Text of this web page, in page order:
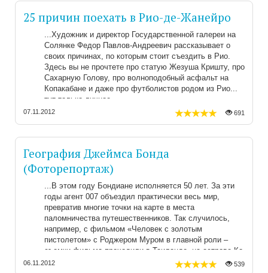
25 причин поехать в Рио-де-Жанейро
Художник и директор Государственной галереи на
Солянке Федор Павлов-Андреевич рассказывает о
своих причинах, по которым стоит съездить в Рио.
Здесь вы не прочтете про статую Жезуша Кришту, про
Сахарную Голову, про волноподобный асфальт на
Копакабане и даже про футболистов родом из Рио...
тут только личное.
691
07.11.2012
География Джеймса Бонда
(Фоторепортаж)
В этом году Бондиане исполняется 50 лет. За эти
годы агент 007 объездил практически весь мир,
превратив многие точки на карте в места
паломничества путешественников. Так случилось,
например, с фильмом «Человек с золотым
пистолетом» с Роджером Муром в главной роли –
съемки фильма проходили в Таиланде, на острове Ко
Тапу, который с тех пор обозначен во всех
539
06.11.2012